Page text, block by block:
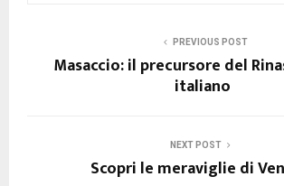
PREVIOUS POST
Masaccio: il precursore del
italiano
NEXT POST
Scopri le meraviglie di